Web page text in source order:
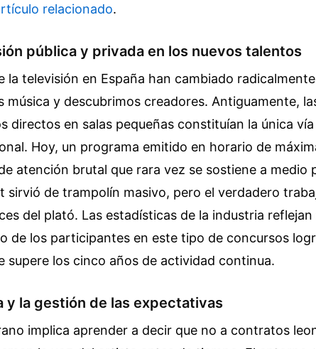
relacionado.
pública y privada en los nuevos talentos
la televisión en España han cambiado
música y descubrimos creadores. Antiguamente,
directos en salas pequeñas constituían la única
Hoy, un programa emitido en horario de
atención brutal que rara vez se sostiene a medio
sirvió de trampolín masivo, pero el verdadero
del plató. Las estadísticas de la industria reflejan
de los participantes en este tipo de concursos
supere los cinco años de actividad continua.
y la gestión de las expectativas
implica aprender a decir que no a contratos